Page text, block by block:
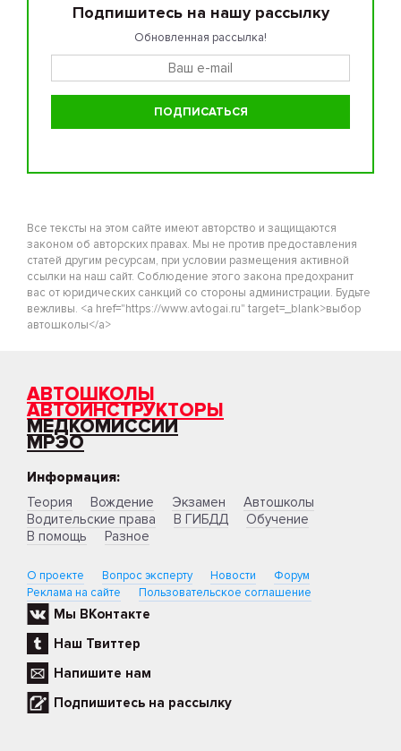
Подпишитесь на нашу рассылку
Обновленная рассылка!
Все тексты на этом сайте имеют авторство и защищаются
законом об авторских правах. Мы не против предоставления
статей другим ресурсам, при условии размещения активной
ссылки на наш сайт. Соблюдение этого закона предохранит
вас от юридических санкций со стороны администрации. Будьте
вежливы. <a href="https://www.avtogai.ru" target=_blank>выбор
автошколы</a>
АВТОШКОЛЫ
АВТОИНСТРУКТОРЫ
МЕДКОМИССИИ
МРЭО
Информация:
Теория
Вождение Экзамен
Автошколы
Водительские права
В ГИБДД
Обучение
В помощь
Разное
О проекте Вопрос эксперту Новости
Форум
Реклама на сайте
Пользовательское соглашение
Мы ВКонтакте
Наш Твиттер
Напишите нам
Подпишитесь на рассылку